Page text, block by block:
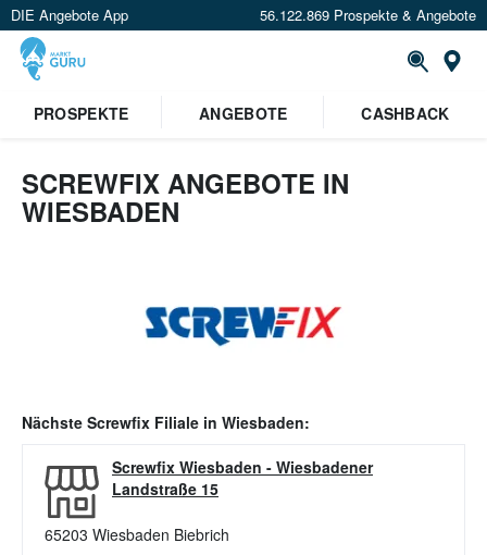
DIE Angebote App 56.122.869 Prospekte & Angebote
PROSPEKTE
ANGEBOTE CASHBACK
SCREWFIX ANGEBOTE IN
WIESBADEN
Nächste Screwfix Filiale in Wiesbaden:
Screwfix Wiesbaden - Wiesbadener
Landstraße 15
65203 Wiesbaden Biebrich